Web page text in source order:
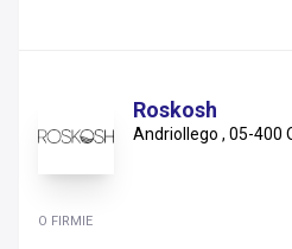
Roskosh
Andriollego , 05-400
O FIRMIE